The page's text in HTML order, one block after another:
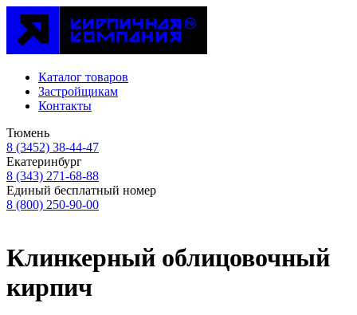
Каталог товаров
Застройщикам
Контакты
Тюмень
8 (3452) 38-44-47
Екатеринбург
8 (343) 271-68-88
Единый бесплатный номер
8 (800) 250-90-00
Клинкерный облицовочный
кирпич